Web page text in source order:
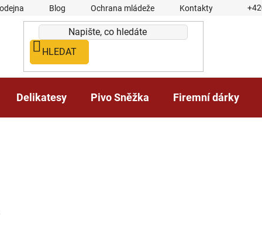
Blog Ochrana mládeže Kontakty
HLEDAT
Delikatesy Pivo Sněžka Firemní dárky